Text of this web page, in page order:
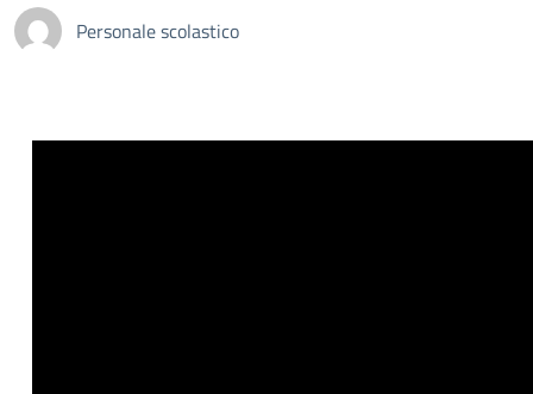
Personale scolastico